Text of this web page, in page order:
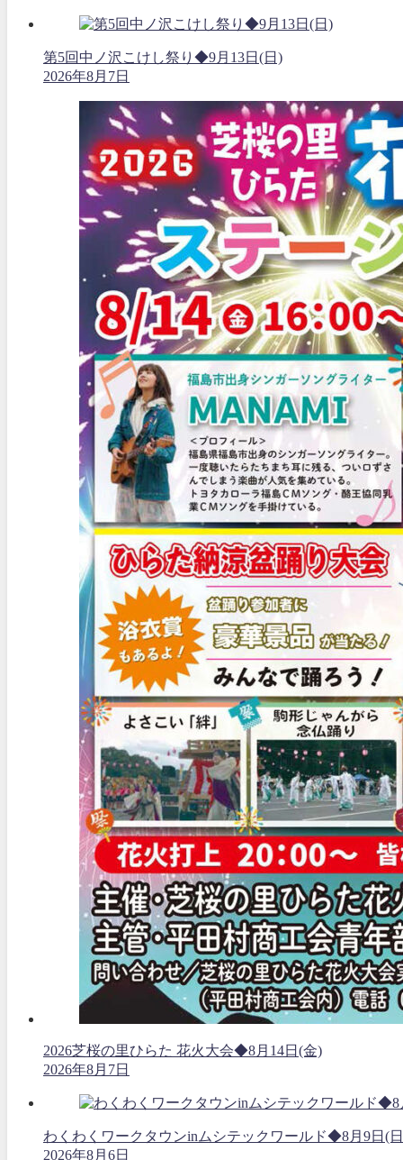
第5回中ノ沢こけし祭り◆9月13日(日)
2026年8月7日
2026芝桜の里ひらた 花火大会◆8月14日(金)
2026年8月7日
わくわくワークタウンinムシテックワールド◆8月9日(
2026年8月6日